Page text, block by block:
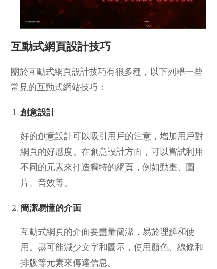
互動式網頁設計技巧
關於互動式網頁設計技巧有很多種，以下列舉一些
常見的互動式網站技巧：
創意設計
好的創意設計可以吸引用戶的注意，增加用戶對
網頁的好感度。在創意設計方面，可以嘗試利用
不同的元素來打造獨特的網頁，例如動畫、圖
片、音效等。
簡潔易懂的介面
互動式網頁的介面要盡量簡潔，易於理解和使
用。盡可能減少文字和圖示，使用顏色、線條和
排版等元素來傳達信息。